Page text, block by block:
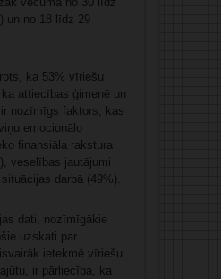
un no 18 līdz 29
ka 53% vīriešu
ka attiecības ģimenē un
nozīmīgs faktors, kas
emocionālo
finansiāla rakstura
veselības jautājumi
darbā (49%).
dati, nozīmīgākie
uzskati par
ietekmē vīriešu
ir pārliecība, ka